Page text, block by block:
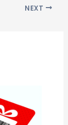
NEXT